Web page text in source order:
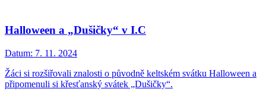
Halloween a „Dušičky“ v I.C
Datum: 7. 11. 2024
Žáci si rozšiřovali znalosti o původně keltském svátku Halloween a
připomenuli si křesťanský svátek „Dušičky“.